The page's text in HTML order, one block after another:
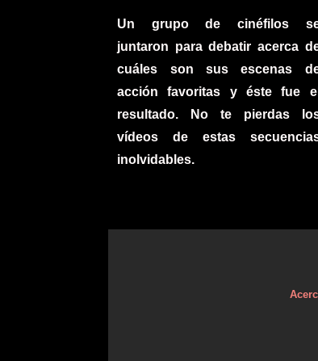
Un grupo de cinéfilos
juntaron para debatir acerca
cuáles son sus escenas
acción favoritas y éste fue el
resultado. No te pierdas
vídeos de estas
inolvidables.